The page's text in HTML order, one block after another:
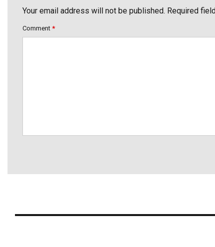
Your email address will not be published. Required
Comment *